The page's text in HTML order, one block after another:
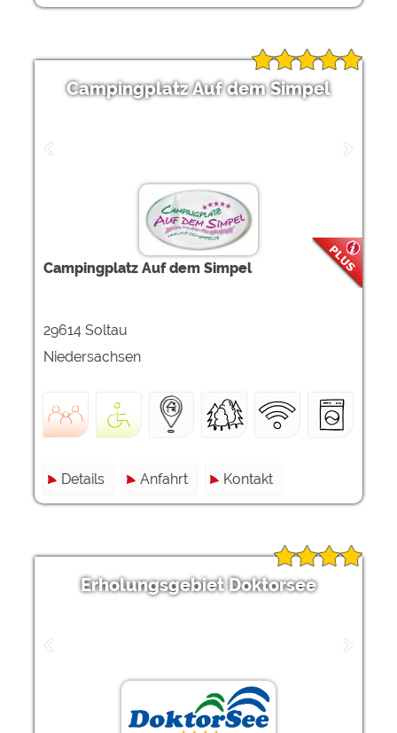
Campingplatz Auf dem Simpel
Campingplatz Auf dem Simpel
29614 Soltau
Niedersachsen
Details Anfahrt Kontakt
Erholungsgebiet Doktorsee